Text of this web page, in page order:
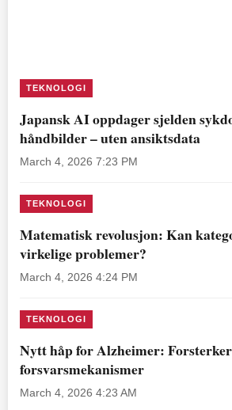
TEKNOLOGI
Japansk AI oppdager sjelden
håndbilder – uten ansiktsdata
March 4, 2026 7:23 PM
TEKNOLOGI
Matematisk revolusjon: Kan
virkelige problemer?
March 4, 2026 4:24 PM
TEKNOLOGI
Nytt håp for Alzheimer:
forsvarsmekanismer
March 4, 2026 4:23 AM